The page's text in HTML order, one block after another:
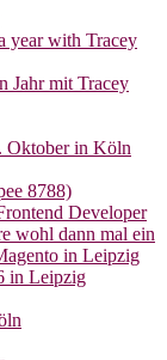
year with Tracey
Jahr mit Tracey
Oktober in Köln
8788)
Developer
wohl dann mal ein
in Leipzig
in Leipzig